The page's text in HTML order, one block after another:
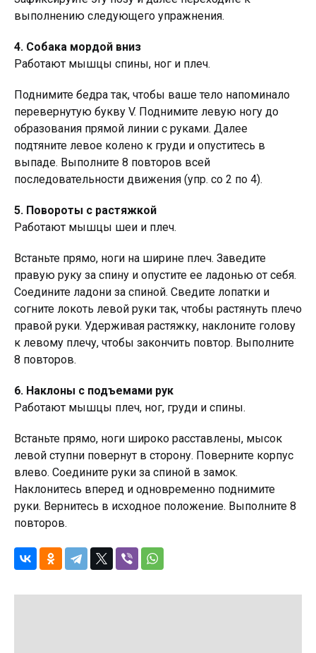
выполнению следующего упражнения.
4. Собака мордой вниз
Работают мышцы спины, ног и плеч.
Поднимите бедра так, чтобы ваше тело напоминало
перевернутую букву V. Поднимите левую ногу до
образования прямой линии с руками. Далее
подтяните левое колено к груди и опуститесь в
выпаде. Выполните 8 повторов всей
последовательности движения (упр. со 2 по 4).
5. Повороты с растяжкой
Работают мышцы шеи и плеч.
Встаньте прямо, ноги на ширине плеч. Заведите
правую руку за спину и опустите ее ладонью от себя.
Соедините ладони за спиной. Сведите лопатки и
согните локоть левой руки так, чтобы растянуть плечо
правой руки. Удерживая растяжку, наклоните голову
к левому плечу, чтобы закончить повтор. Выполните
8 повторов.
6. Наклоны с подъемами рук
Работают мышцы плеч, ног, груди и спины.
Встаньте прямо, ноги широко расставлены, мысок
левой ступни повернут в сторону. Поверните корпус
влево. Соедините руки за спиной в замок.
Наклонитесь вперед и одновременно поднимите
руки. Вернитесь в исходное положение. Выполните 8
повторов.